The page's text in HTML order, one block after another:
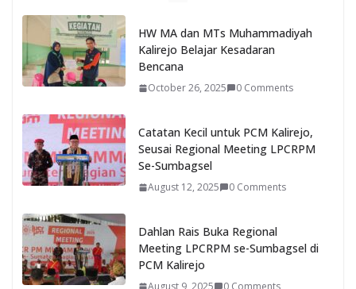
HW MA dan MTs Muhammadiyah
Kalirejo Belajar Kesadaran
Bencana
October 26, 2025 0 Comments
Catatan Kecil untuk PCM Kalirejo,
Seusai Regional Meeting LPCRPM
Se-Sumbagsel
August 12, 2025 0 Comments
Dahlan Rais Buka Regional
Meeting LPCRPM se-Sumbagsel di
PCM Kalirejo
August 9, 2025 0 Comments